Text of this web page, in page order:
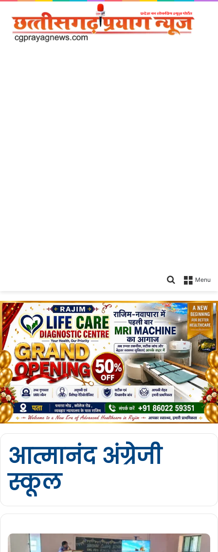
Menu
Search
आत्मानंद अंग्रेजी
स्कूल